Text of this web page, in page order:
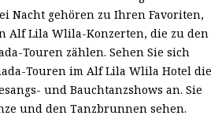
Nacht gehören zu Ihren Favoriten,
Alf Lila Wlila-Konzerten, die zu den
Touren zählen. Sehen Sie sich
Touren im Alf Lila Wlila Hotel die
und Bauchtanzshows an. Sie
und den Tanzbrunnen sehen.